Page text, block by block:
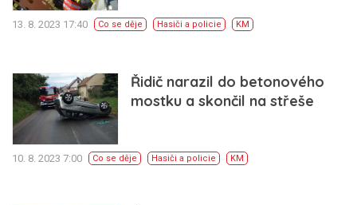
13. 8. 2023 17:40 Co se děje Hasiči a policie KM
Řidič narazil do betonového
mostku a skončil na střeše
10. 8. 2023 7:00 Co se děje Hasiči a policie KM